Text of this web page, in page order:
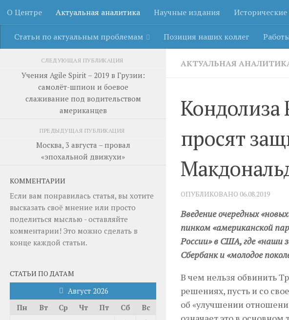
Перейти к содержимому
О Центре Актуальная аналитика Научные издания
Статьи по актуальным проблемам Позиция наших коллег
АКТУАЛЬНАЯ
Кондолиза
просят
ОПУБЛИКОВАНО 06.08.2019
Введение очередных
пинком «американской
России» в США, где «наши
Сбербанк и «молодое
В чем нельзя обвинить
решениях, пусть и со
об «улучшении
СЛЕДУЮЩАЯ ПУБЛИКАЦИЯ
Учения Agile Spirit – 2019 в Грузии:
самолёт-шпион и боевое
слаживание под водительством
американцев
ПРЕДЫДУЩАЯ ПУБЛИКАЦИЯ
Москва, 3 августа – провал
«эпохальной движухи»
КОММЕНТАРИИ
Если вам понравилась статья, вы хотите
высказать своё мнение или просто
поделиться мыслью - оставляйте
комментарии! Это можно сделать в
конце каждой статьи.
СТАТЬИ ПО ДАТАМ
Август 2026
Пн
Вт Ср Чт Пт Сб
Вс